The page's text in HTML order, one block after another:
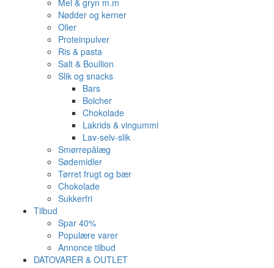
Mel & gryn m.m
Nødder og kerner
Olier
Proteinpulver
Ris & pasta
Salt & Boullion
Slik og snacks
Bars
Bolcher
Chokolade
Lakrids & vingummi
Lav-selv-slik
Smørrepålæg
Sødemidler
Tørret frugt og bær
Chokolade
Sukkerfri
Tilbud
Spar 40%
Populære varer
Annonce tilbud
DATOVARER & OUTLET